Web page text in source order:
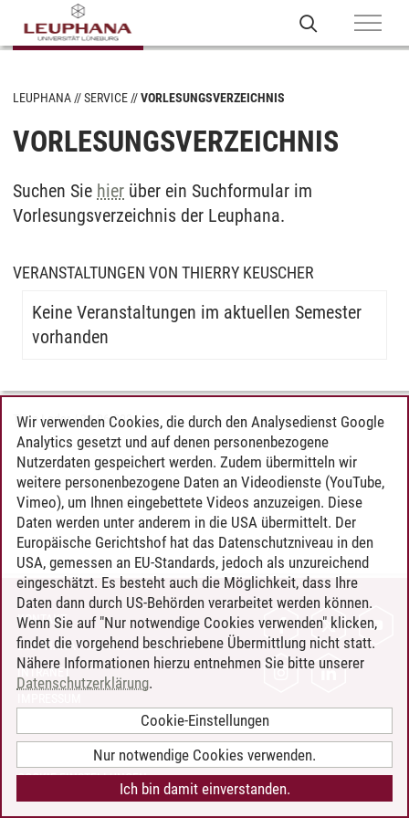
LEUPHANA SERVICE VORLESUNGSVERZEICHNIS
VORLESUNGSVERZEICHNIS
Suchen Sie hier über ein Suchformular im
Vorlesungsverzeichnis der Leuphana.
VERANSTALTUNGEN VON THIERRY KEUSCHER
Keine Veranstaltungen im aktuellen Semester
vorhanden
Timo Leder/30.06.2024
KONTAKT
LEUPHANA ALS ARBEITGEBER
INTRANET
BARRIEREFREIHEIT
COOKIE-EINSTELLUNGEN
Wir verwenden Cookies, die durch den Analysedienst Google
Analytics gesetzt und auf denen personenbezogene
Nutzerdaten gespeichert werden. Zudem übermitteln wir
weitere personenbezogene Daten an Videodienste (YouTube,
Vimeo), um Ihnen eingebettete Videos anzuzeigen. Diese
Daten werden unter anderem in die USA übermittelt. Der
Europäische Gerichtshof hat das Datenschutzniveau in den
USA, gemessen an EU-Standards, jedoch als unzureichend
eingeschätzt. Es besteht auch die Möglichkeit, dass Ihre
Daten dann durch US-Behörden verarbeitet werden können.
Wenn Sie auf "Nur notwendige Cookies verwenden" klicken,
findet die vorgehend beschriebene Übermittlung nicht statt.
Nähere Informationen hierzu entnehmen Sie bitte unserer
Datenschutzerklärung.
Cookie-Einstellungen
Nur notwendige Cookies verwenden.
Ich bin damit einverstanden.